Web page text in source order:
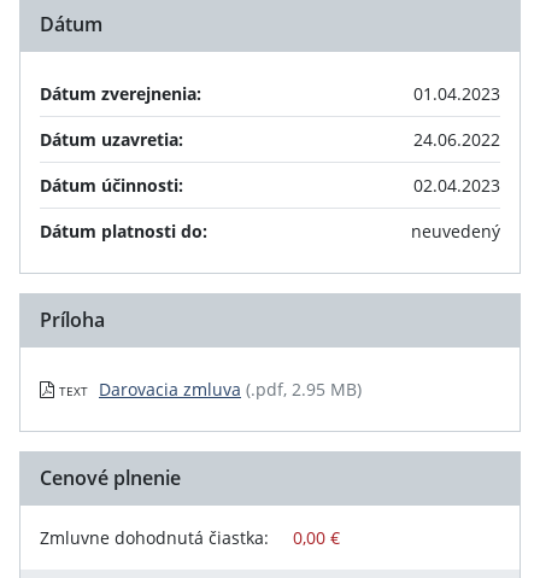
Dátum
Dátum zverejnenia:
01.04.2023
Dátum uzavretia:
24.06.2022
Dátum účinnosti:
02.04.2023
Dátum platnosti do:
neuvedený
Príloha
TEXT Darovacia zmluva (.pdf, 2.95 MB)
Cenové plnenie
Zmluvne dohodnutá čiastka: 0,00 €